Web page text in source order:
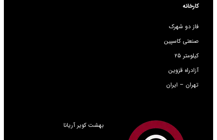
کارخانه
فاز دو شهرک
صنعتی کاسپین
کیلومتر ۲۵
آزادراه قزوین
تهران – ایران
بهشت کویر آریانا